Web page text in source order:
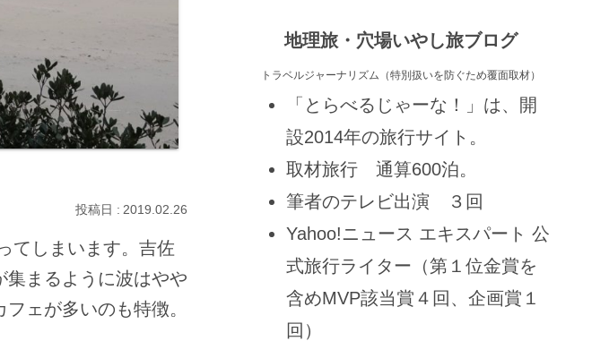
2019.02.26
てしまいます。吉佐
集まるように波はやや
ェが多いのも特徴。
地理旅・穴場いやし旅ブログ
トラベルジャーナリズム（特別扱いを防ぐため覆面取材）
「とらべるじゃーな！」は、開
設2014年の旅行サイト。
取材旅行 通算600泊。
筆者のテレビ出演 ３回
Yahoo!ニュース エキスパート 公
式旅行ライター（第１位金賞を
含めMVP該当賞４回、企画賞１
回）